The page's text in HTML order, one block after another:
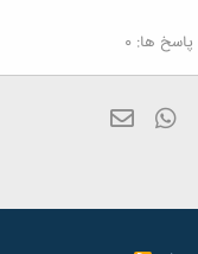
پاسخ ها: 0
Nov 3, پاسخ ها: 2
Tumblr
WhatsApp